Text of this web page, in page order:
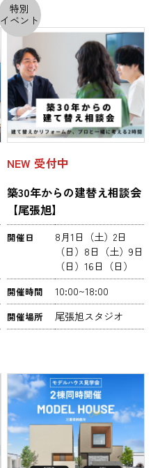
特別
イベント
NEW 受付中
築30年からの建替え相談会
【尾張旭】
開催日
8月1日（土）2日
（日）8日（土）9日
（日）16日（日）
開催時間 10:00~18:00
開催場所 尾張旭スタジオ